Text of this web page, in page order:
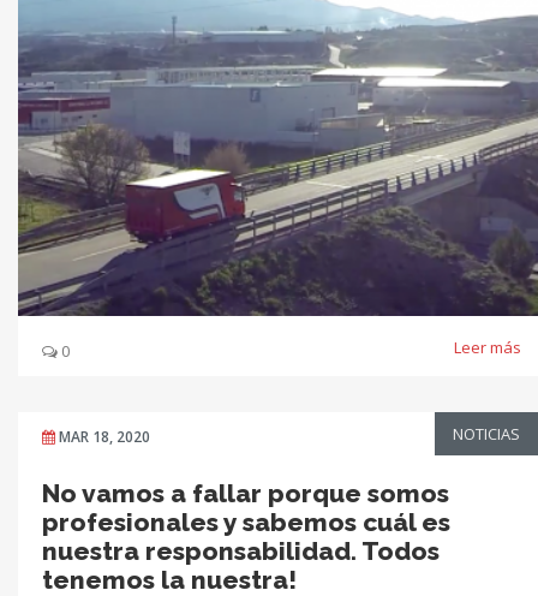
0 Leer más
MAR 18, 2020 NOTICIAS
No vamos a fallar porque somos
profesionales y sabemos cuál es
nuestra responsabilidad. Todos
tenemos la nuestra!